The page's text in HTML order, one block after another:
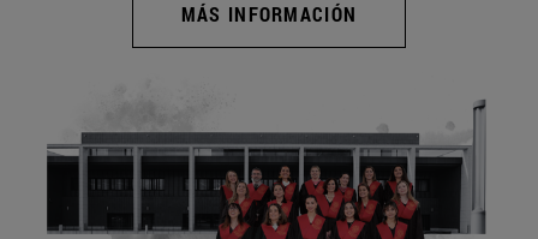
MÁS INFORMACIÓN